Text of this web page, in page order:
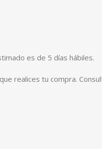
es de 5 días hábiles.
realices tu compra.